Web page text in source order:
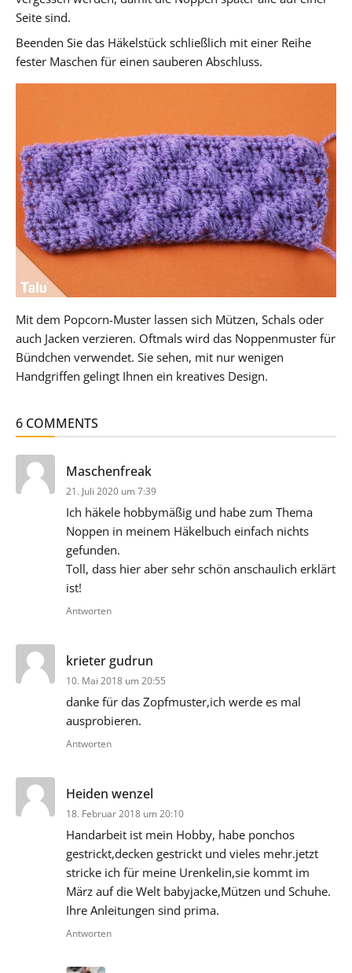
Seite sind.
Beenden Sie das Häkelstück schließlich mit einer Reihe
fester Maschen für einen sauberen Abschluss.
Mit dem Popcorn-Muster lassen sich Mützen, Schals oder
auch Jacken verzieren. Oftmals wird das Noppenmuster für
Bündchen verwendet. Sie sehen, mit nur wenigen
Handgriffen gelingt Ihnen ein kreatives Design.
6 COMMENTS
Maschenfreak
21. Juli 2020 um 7:39
Ich häkele hobbymäßig und habe zum Thema
Noppen in meinem Häkelbuch einfach nichts
gefunden.
Toll, dass hier aber sehr schön anschaulich erklärt
ist!
Antworten
krieter gudrun
10. Mai 2018 um 20:55
danke für das Zopfmuster,ich werde es mal
ausprobieren.
Antworten
Heiden wenzel
18. Februar 2018 um 20:10
Handarbeit ist mein Hobby, habe ponchos
gestrickt,decken gestrickt und vieles mehr.jetzt
stricke ich für meine Urenkelin,sie kommt im
März auf die Welt babyjacke,Mützen und Schuhe.
Ihre Anleitungen sind prima.
Antworten